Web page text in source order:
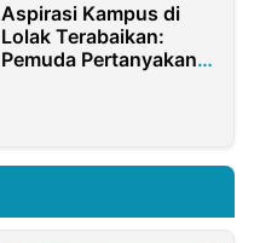
Aspirasi Kampus di
Lolak Terabaikan:
Pemuda Pertanyakan